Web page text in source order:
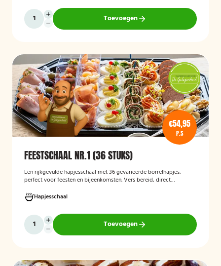
gepresenteerd op een serveerschaal.
Toevoegen
€54,95
P.S
FEESTSCHAAL NR.1 (36 STUKS)
Een rijkgevulde hapjesschaal met 36 gevarieerde borrelhapjes,
perfect voor feesten en bijeenkomsten. Vers bereid, direct
Hapjesschaal
Toevoegen